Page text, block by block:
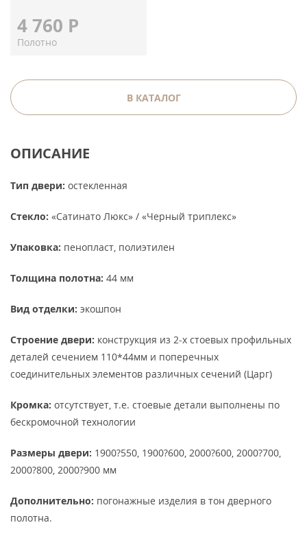
4 760 Р
Полотно
В КАТАЛОГ
ОПИСАНИЕ
Тип двери: остекленная
Стекло: «Сатинато Люкс» / «Черный триплекс»
Упаковка: пенопласт, полиэтилен
Толщина полотна: 44 мм
Вид отделки: экошпон
Строение двери: конструкция из 2-х стоевых профильных
деталей сечением 110*44мм и поперечных
соединительных элементов различных сечений (Царг)
Кромка: отсутствует, т.е. стоевые детали выполнены по
бескромочной технологии
Размеры двери: 1900?550, 1900?600, 2000?600, 2000?700,
2000?800, 2000?900 мм
Дополнительно: погонажные изделия в тон дверного
полотна.